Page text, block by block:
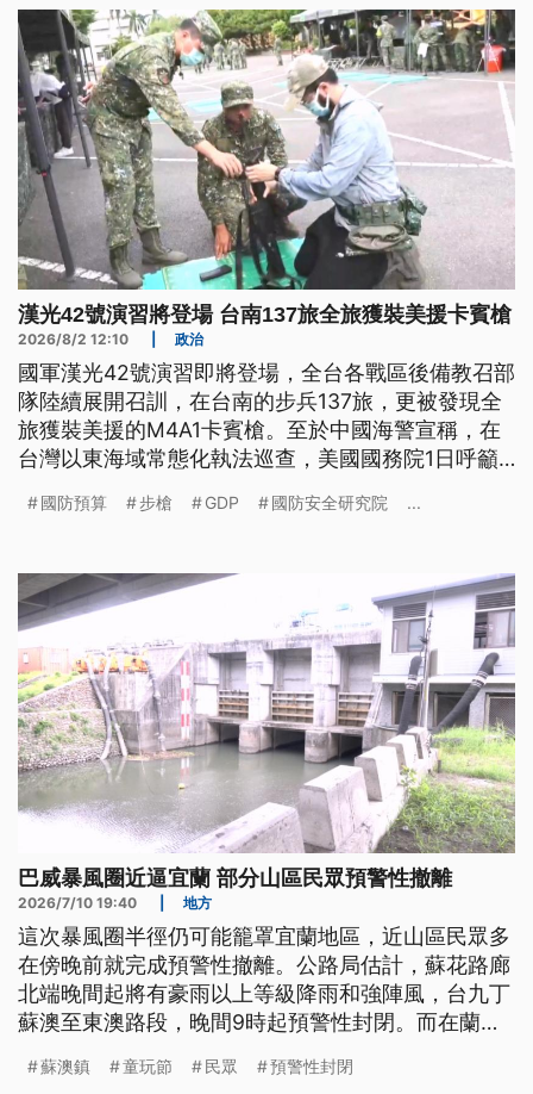
漢光42號演習將登場 台南137旅全旅獲裝美援卡賓槍
2026/8/2 12:10 政治
國軍漢光42號演習即將登場，全台各戰區後備教召部
隊陸續展開召訓，在台南的步兵137旅，更被發現全
旅獲裝美援的M4A1卡賓槍。至於中國海警宣稱，在
台灣以東海域常態化執法巡查，美國國務院1日呼籲
國防預算 步槍 GDP 國防安全研究院 ...
巴威暴風圈近逼宜蘭 部分山區民眾預警性撤離
2026/7/10 19:40 地方
這次暴風圈半徑仍可能籠罩宜蘭地區，近山區民眾多
在傍晚前就完成預警性撤離。公路局估計，蘇花路廊
北端晚間起將有豪雨以上等級降雨和強陣風，台九丁
蘇澳至東澳路段，晚間9時起預警性封閉。而在蘭陽
水，緊急調派抽水機進駐待命。
蘇澳鎮 童玩節 民眾 預警性封閉